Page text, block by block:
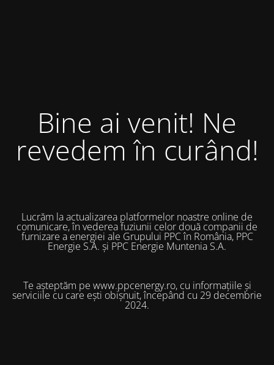
Bine ai venit! Ne
revedem în curând!
Lucrăm la actualizarea platformelor noastre online de
comunicare, în vederea fuziunii celor două companii de
furnizare a energiei ale Grupului PPC în România, PPC
Energie S.A. și PPC Energie Muntenia S.A.
Te așteptăm pe www.ppcenergy.ro, cu informațiile și
serviciile cu care ești obișnuit, începând cu 29 decembrie
2024.